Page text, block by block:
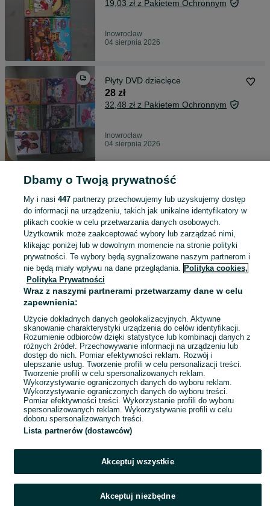
19,03 zł z Pakietem Ochronnym
Inowrocław
04 sierpnia 2026
Płyty DVD dziecięce
28 zł
32,48 zł z Pakietem Ochronnym
Inowrocław
04 sierpnia 2026
Mydło luksja creamy
Inowrocław
03 sierpnia 2026
10 zł
Inowrocław
03 sierpnia 2026
1 2 3
Dbamy o Twoją prywatność
My i nasi 447partnerzy przechowujemy lub uzyskujemy dostęp
do informacji na urządzeniu, takich jak unikalne identyfikatory w
plikach cookie w celu przetwarzania danych osobowych.
Użytkownik może zaakceptować wybory lub zarządzać nimi,
klikając poniżej lub w dowolnym momencie na stronie polityki
prywatności. Te wybory będą sygnalizowane naszym partnerom i
nie będą miały wpływu na dane przeglądania. Polityka cookies,
Polityka Prywatności
Wraz z naszymi partnerami przetwarzamy dane w celu
zapewnienia:
Użycie dokładnych danych geolokalizacyjnych. Aktywne
skanowanie charakterystyki urządzenia do celów identyfikacji.
Rozumienie odbiorców dzięki statystyce lub kombinacji danych z
różnych źródeł. Przechowywanie informacji na urządzeniu lub
dostęp do nich. Pomiar efektywności reklam. Rozwój i
ulepszanie usług. Tworzenie profili w celu personalizacji treści.
Tworzenie profili w celu spersonalizowanych reklam.
Wykorzystywanie ograniczonych danych do wyboru reklam.
Wykorzystywanie ograniczonych danych do wyboru treści.
Pomiar efektywności treści. Wykorzystanie profili do wyboru
spersonalizowanych reklam. Wykorzystywanie profili w celu
doboru spersonalizowanych treści.
Lista partnerów (dostawców)
Akceptuj wszystkie
Akceptuj niezbędne